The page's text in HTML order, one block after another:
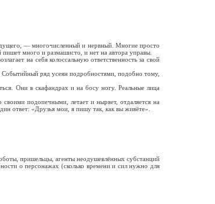
— многочисленный и нервный. Многие просто
много и размашисто, и нет на автора управы.
на себя колоссальную ответственность за свой
ряд усеян подробностями, подобно тому,
Они в скафандрах и на босу ногу. Реальные лица
подопечными, летает и ныряет, отдаляется на
ответ: «Друзья мои, я пишу так, как вы живёте».
пришельцы, агенты неодушевлённых субстанций
о персонажах (сколько времени и сил нужно для